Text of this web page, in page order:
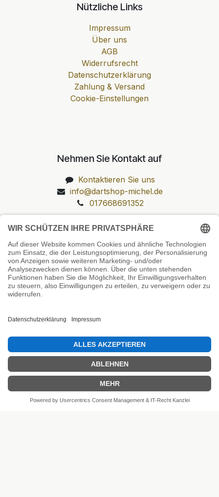
Nützliche Links
Impressum
Über uns
AGB
Widerrufsrecht
Datenschutzerklärung
Zahlung & Versand
Cookie-Einstellungen
Nehmen Sie Kontakt auf
Kontaktieren Sie uns
info@dartshop-michel.de
017668691352
Unsere Prüfsiegel